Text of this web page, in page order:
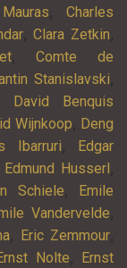
, Charles
,Clara Zetkin,
,Comte de
Stanislavski,
David Benquis
Wijnkoop, Deng
Ibarruri,
Edgar
Edmund Husserl ,
Schiele,
Emile
Vandervelde,
, Eric Zemmour,
Nolte,
Ernst